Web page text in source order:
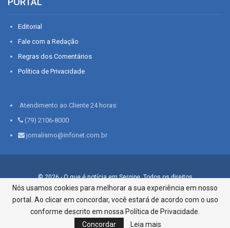
Editorial
Fale com a Redação
Regras dos Comentários
Política de Privacidade
Atendimento ao Cliente 24 horas:
(79) 2106-8000
jornalismo@infonet.com.br
© 2026 - O que é notícia em Sergipe. Todos os direitos
reservados.
Infonet - Rua Monsenhor Silveira 276, Bairro São José |
Aracaju-SE, CEP 49015-030, Fone: 79.2106.8000 - CI Centro de
Informações LTDA
Nós usamos cookies para melhorar a sua experiência em nosso
portal. Ao clicar em concordar, você estará de acordo com o uso
conforme descrito em nossa Política de Privacidade.
Concordar
Leia mais